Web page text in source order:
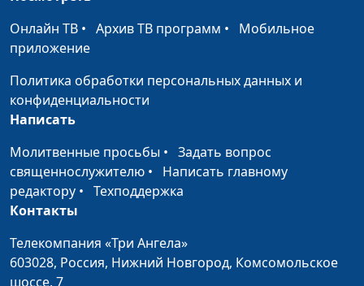
(первая часть)
Катаев Сергей, Богдан
Шерстнев, Арина
Как не потерять
себя в большом
городе?
Сергей Комарницкий,
Яна Скурихина, Илья
Шерстнев, Арина
Онлайн ТВ • Архив ТВ программ • Мобильное
приложение
Политика обработки персональных данных и
конфиденциальности
Написать
Молитвенные просьбы • Задать вопрос
священнослужителю • Написать главному
редактору • Техподдержка
Контакты
Телекомпания «Три Ангела»
603028, Россия, Нижний Новгород, Комсомольское
шоссе, 7